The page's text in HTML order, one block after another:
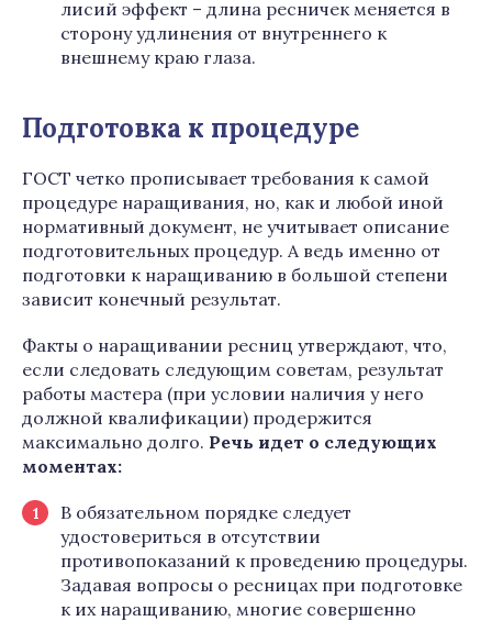
лисий эффект – длина ресничек меняется в
сторону удлинения от внутреннего к
внешнему краю глаза.
Подготовка к процедуре
ГОСТ четко прописывает требования к самой
процедуре наращивания, но, как и любой иной
нормативный документ, не учитывает описание
подготовительных процедур. А ведь именно от
подготовки к наращиванию в большой степени
зависит конечный результат.
Факты о наращивании ресниц утверждают, что,
если следовать следующим советам, результат
работы мастера (при условии наличия у него
должной квалификации) продержится
максимально долго. Речь идет о следующих
моментах:
В обязательном порядке следует
удостовериться в отсутствии
противопоказаний к проведению процедуры.
Задавая вопросы о ресницах при подготовке
к их наращиванию, многие совершенно